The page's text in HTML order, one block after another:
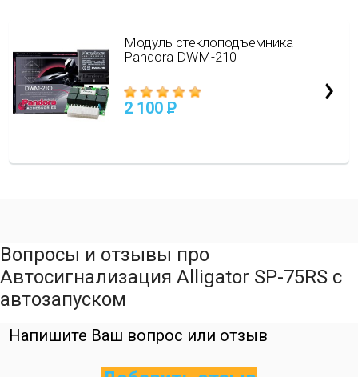
Модуль стеклоподъемника
Pandora DWM-210
2 100 P
Вопросы и отзывы про
Автосигнализация Alligator SP-75RS с
автозапуском
Напишите Ваш вопрос или отзыв